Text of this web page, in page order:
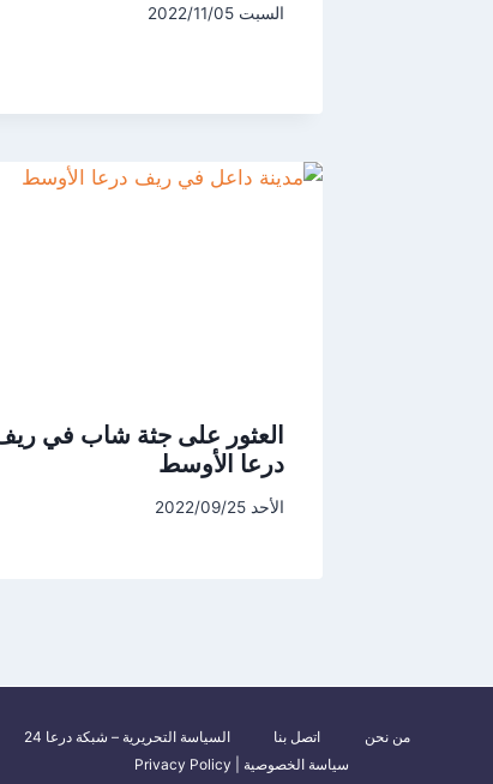
السبت 2022/11/05
العثور على جثة شاب في
درعا الأوسط
الأحد 2022/09/25
من نحن اتصل بنا السياسة التحريرية – شبكة درعا 24
سياسة الخصوصية | Privacy Policy